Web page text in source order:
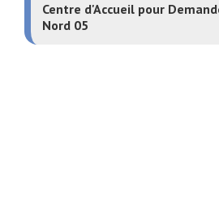
Centre d'Accueil pour
Nord 05